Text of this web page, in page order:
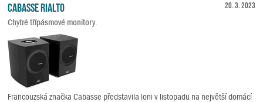
20. 3. 2023
Cabasse RIALTO
Chytré třípásmové monitory.
Francouzská značka Cabasse představila loni v listopadu na největší domácí